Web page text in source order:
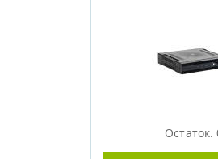
Остаток: